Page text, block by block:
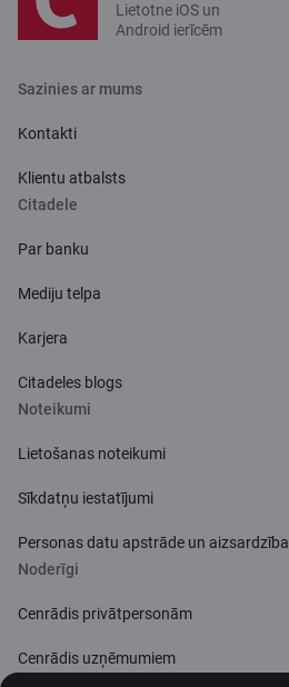
Lietotne iOS un
Android ierīcēm
Sazinies ar mums
Kontakti
Klientu atbalsts
Citadele
Par banku
Mediju telpa
Karjera
Citadeles blogs
Noteikumi
Lietošanas noteikumi
Sīkdatņu iestatījumi
Personas datu apstrāde un aizsardzība
Noderīgi
Cenrādis privātpersonām
Cenrādis uzņēmumiem